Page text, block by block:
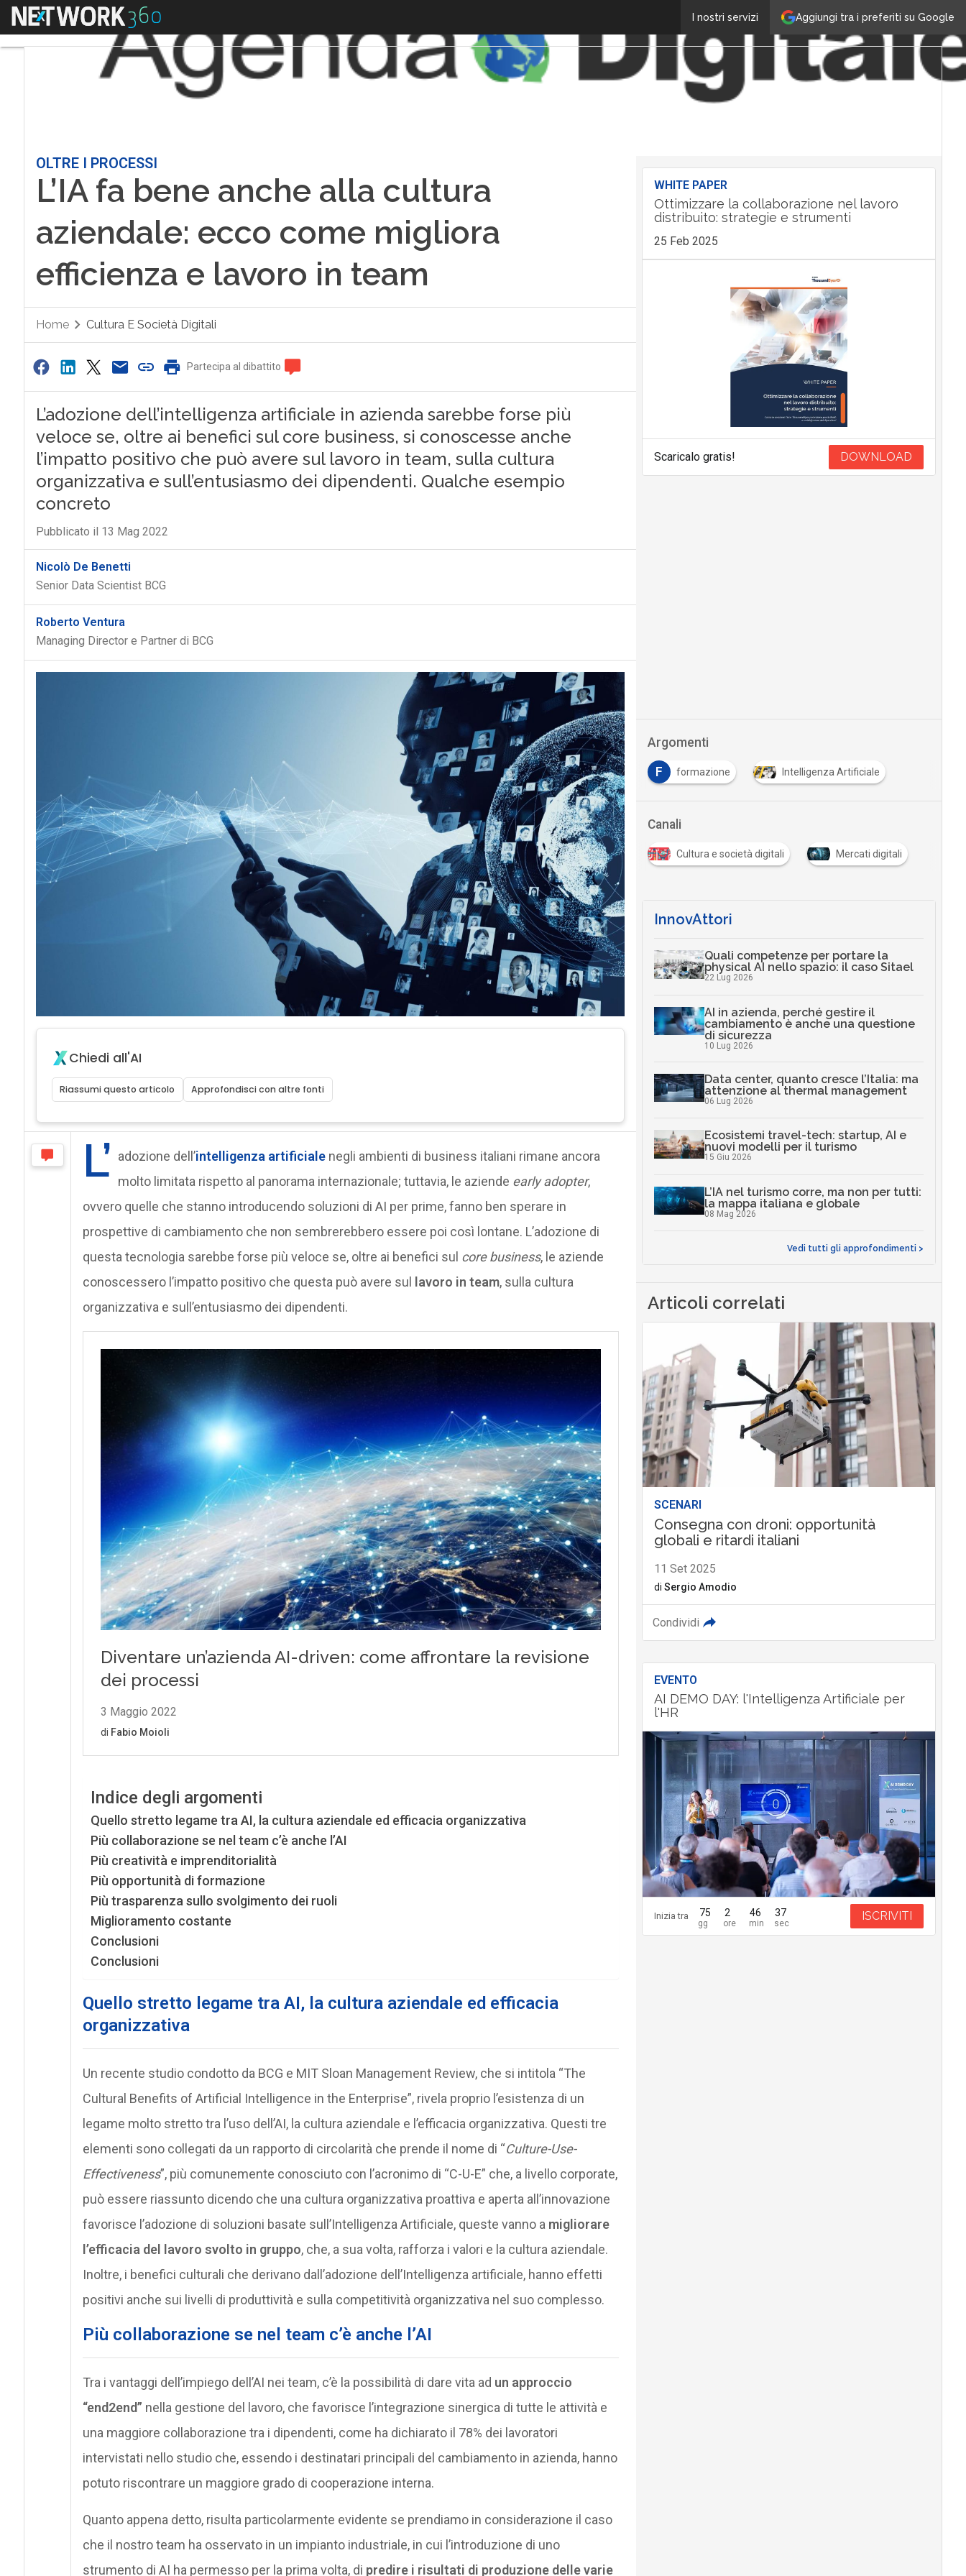
Aggiungi tra i preferiti su Google
I nostri servizi
Menu
OLTRE I PROCESSI
L’IA fa bene anche alla cultura
aziendale: ecco come migliora
efficienza e lavoro in team
Home Cultura E Società Digitali
Partecipa al dibattito
L’adozione dell’intelligenza artificiale in azienda sarebbe forse più
veloce se, oltre ai benefici sul core business, si conoscesse anche
l’impatto positivo che può avere sul lavoro in team, sulla cultura
organizzativa e sull’entusiasmo dei dipendenti. Qualche esempio
concreto
Pubblicato il 13 Mag 2022
Nicolò De Benetti
Senior Data Scientist BCG
Roberto Ventura
Managing Director e Partner di BCG
Chiedi all'AI
Riassumi questo articolo Approfondisci con altre fonti
L’ adozione dell’intelligenza artificialenegli ambienti di business italiani rimane ancora
molto limitata rispetto al panorama internazionale; tuttavia, le aziende early adopter,
ovvero quelle che stanno introducendo soluzioni di AI per prime, fanno ben sperare in
prospettive di cambiamento che non sembrerebbero essere poi così lontane. L’adozione di
questa tecnologia sarebbe forse più veloce se, oltre ai benefici sul core business, le aziende
conoscessero l’impatto positivo che questa può avere sul lavoro in team, sulla cultura
organizzativa e sull’entusiasmo dei dipendenti.
Indice degli argomenti
Quello stretto legame tra AI, la cultura aziendale ed efficacia organizzativa
Più collaborazione se nel team c’è anche l’AI
Più creatività e imprenditorialità
Più opportunità di formazione
Più trasparenza sullo svolgimento dei ruoli
Miglioramento costante
Conclusioni
Conclusioni
Quello stretto legame tra AI, la cultura aziendale ed efficacia
organizzativa
Un recente studio condotto da BCG e MIT Sloan Management Review, che si intitola “The
Cultural Benefits of Artificial Intelligence in the Enterprise”, rivela proprio l’esistenza di un
legame molto stretto tra l’uso dell’AI, la cultura aziendale e l’efficacia organizzativa. Questi tre
elementi sono collegati da un rapporto di circolarità che prende il nome di “Culture-Use-
Effectiveness”, più comunemente conosciuto con l’acronimo di “C-U-E” che, a livello corporate,
può essere riassunto dicendo che una cultura organizzativa proattiva e aperta all’innovazione
favorisce l’adozione di soluzioni basate sull’Intelligenza Artificiale, queste vanno a migliorare
l’efficacia del lavoro svolto in gruppo, che, a sua volta, rafforza i valori e la cultura aziendale.
Inoltre, i benefici culturali che derivano dall’adozione dell’Intelligenza artificiale, hanno effetti
positivi anche sui livelli di produttività e sulla competitività organizzativa nel suo complesso.
Più collaborazione se nel team c’è anche l’AI
Tra i vantaggi dell’impiego dell’AI nei team, c’è la possibilità di dare vita ad un approccio
“end2end” nella gestione del lavoro, che favorisce l’integrazione sinergica di tutte le attività e
una maggiore collaborazione tra i dipendenti, come ha dichiarato il 78% dei lavoratori
intervistati nello studio che, essendo i destinatari principali del cambiamento in azienda, hanno
potuto riscontrare un maggiore grado di cooperazione interna.
Quanto appena detto, risulta particolarmente evidente se prendiamo in considerazione il caso
che il nostro team ha osservato in un impianto industriale, in cui l’introduzione di uno
strumento di AI ha permesso per la prima volta, di predire i risultati di produzione delle varie
WHITE PAPER
Ottimizzare la collaborazione nel lavoro
distribuito: strategie e strumenti
25 Feb 2025
Scaricalo gratis! DOWNLOAD
Argomenti
F formazione Intelligenza Artificiale
Canali
Cultura e società digitali Mercati digitali
InnovAttori
Quali competenze per portare la
physical AI nello spazio: il caso Sitael
22 Lug 2026
AI in azienda, perché gestire il
cambiamento è anche una questione
di sicurezza
10 Lug 2026
Data center, quanto cresce l’Italia: ma
attenzione al thermal management
06 Lug 2026
Ecosistemi travel-tech: startup, AI e
nuovi modelli per il turismo
15 Giu 2026
L’IA nel turismo corre, ma non per tutti:
la mappa italiana e globale
08 Mag 2026
Vedi tutti gli approfondimenti >
Articoli correlati
SCENARI
Consegna con droni: opportunità
globali e ritardi italiani
11 Set 2025
di Sergio Amodio
Condividi
EVENTO
AI DEMO DAY: l'Intelligenza Artificiale per
l'HR
Inizia tra 75 2 46 35 ISCRIVITI